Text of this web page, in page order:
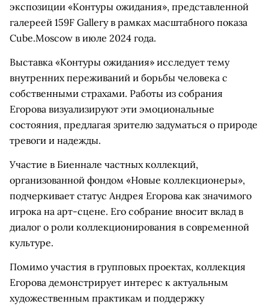
экспозиции «Контуры ожидания», представленной
галереей 159F Gallery в рамках масштабного показа
Cube.Moscow в июле 2024 года.
Выставка «Контуры ожидания» исследует тему
внутренних переживаний и борьбы человека с
собственными страхами. Работы из собрания
Егорова визуализируют эти эмоциональные
состояния, предлагая зрителю задуматься о природе
тревоги и надежды.
Участие в Биеннале частных коллекций,
организованной фондом «Новые коллекционеры»,
подчеркивает статус Андрея Егорова как значимого
игрока на арт-сцене. Его собрание вносит вклад в
диалог о роли коллекционирования в современной
культуре.
Помимо участия в групповых проектах, коллекция
Егорова демонстрирует интерес к актуальным
художественным практикам и поддержку